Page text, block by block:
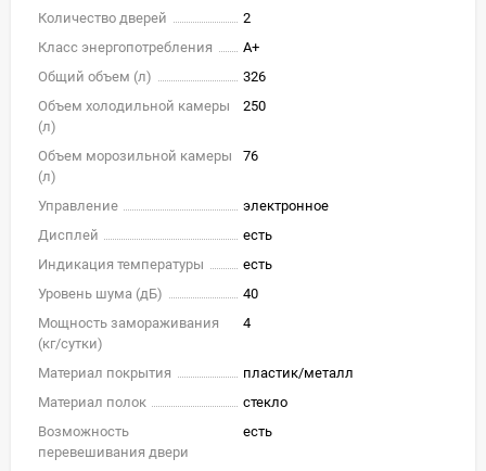
Количество дверей
2
Класс энергопотребления
A+
Общий объем (л)
326
Объем холодильной камеры
(л)
250
Объем морозильной камеры
(л)
76
Управление
электронное
Дисплей
есть
Индикация температуры
есть
Уровень шума (дБ)
40
Мощность замораживания
(кг/cутки)
4
Материал покрытия
пластик/металл
Материал полок
стекло
Возможность
перевешивания двери
есть